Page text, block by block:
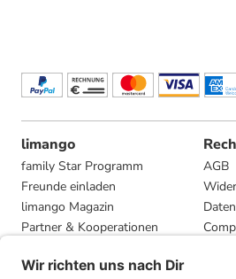
limango
family Star Programm
Freunde einladen
limango Magazin
Partner & Kooperationen
Presse
AGB